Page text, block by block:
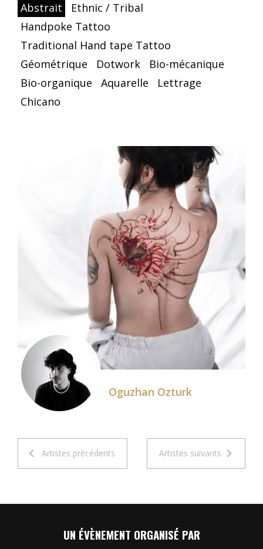
Abstrait
Ethnic / Tribal
Handpoke Tattoo
Traditional Hand tape Tattoo
Géométrique
Dotwork
Bio-mécanique
Bio-organique
Aquarelle
Lettrage
Chicano
Oguzhan Ozturk
Artistes précédents Artistes suivants
UN ÉVÈNEMENT ORGANISÉ PAR